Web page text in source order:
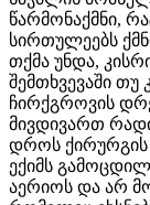
წარმონაქმნი,
სირთულეებს
თქმა უნდა,
შემთხვევაში თუ
ჩირქგროვის
მივდივართ
დროს ქირურგის
ექიმს
აერიოს და არ